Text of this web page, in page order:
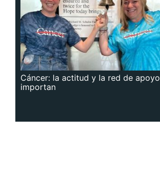
Cáncer: la actitud y la red de apoyo
importan